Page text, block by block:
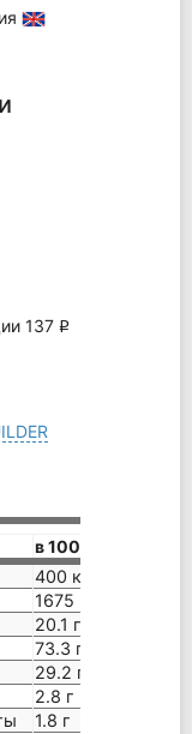
137 q
в 100 г
400 ккал
1675 кдж
20.1 г
73.3 г
29.2 г
2.8 г
1.8 г